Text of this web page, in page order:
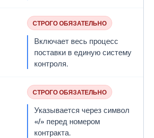
СТРОГО ОБЯЗАТЕЛЬНО
Включает весь процесс
поставки в единую систему
контроля.
СТРОГО ОБЯЗАТЕЛЬНО
Указывается через символ
«/» перед номером
контракта.